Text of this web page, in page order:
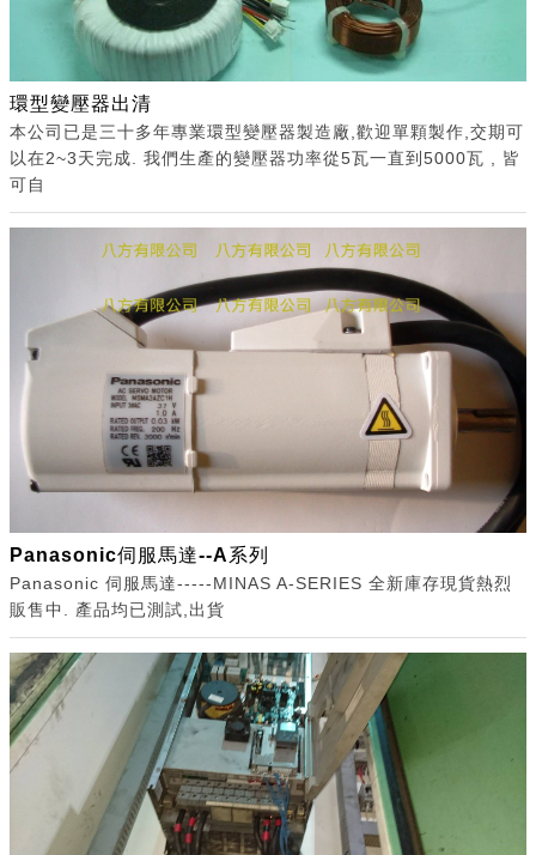
環型變壓器出清
本公司已是三十多年專業環型變壓器製造廠,歡迎單顆製作,交期可
以在2~3天完成. 我們生產的變壓器功率從5瓦一直到5000瓦 , 皆
可自
Panasonic伺服馬達--A系列
Panasonic 伺服馬達-----MINAS A-SERIES 全新庫存現貨熱烈
販售中. 產品均已測試,出貨